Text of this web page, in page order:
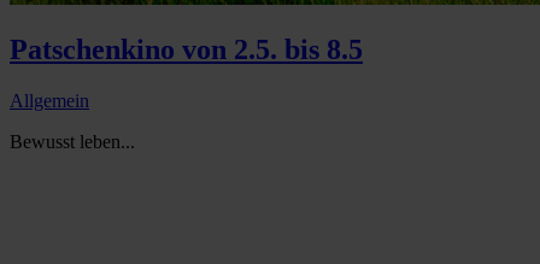
Patschenkino von 2.5. bis 8.5
Allgemein
Bewusst leben...